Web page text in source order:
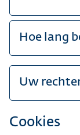
Hoe lang
Uw
Cookies